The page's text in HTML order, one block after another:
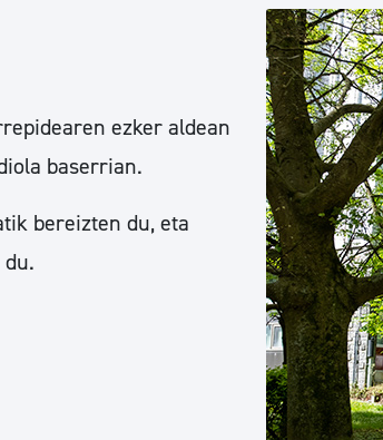
ezker aldean
baserrian.
bereizten du, eta